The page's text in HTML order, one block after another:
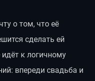
о том, что её
сделать ей
к логичному
впереди свадьба и